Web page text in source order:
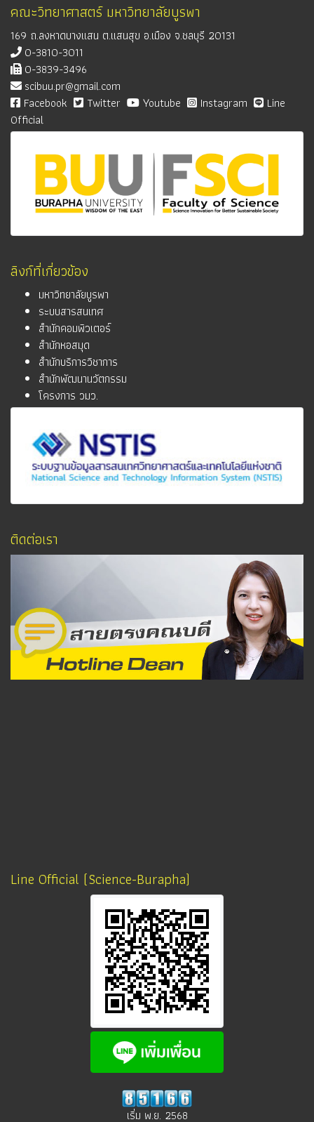
คณะวิทยาศาสตร์ มหาวิทยาลัยบูรพา
169 ถ.ลงหาดบางแสน ต.แสนสุข อ.เมือง จ.ชลบุรี 20131
0-3810-3011
0-3839-3496
scibuu.pr@gmail.com
Facebook
Twitter Youtube Instagram
Line
Official
ลิงก์ที่เกี่ยวข้อง
มหาวิทยาลัยบูรพา
ระบบสารสนเทศ
สำนักคอมพิวเตอร์
สำนักหอสมุด
สำนักบริการวิชาการ
สำนักพัฒนานวัตกรรม
โครงการ วมว.
ติดต่อเรา
Line Official (Science-Burapha)
เริ่ม พ.ย. 2568